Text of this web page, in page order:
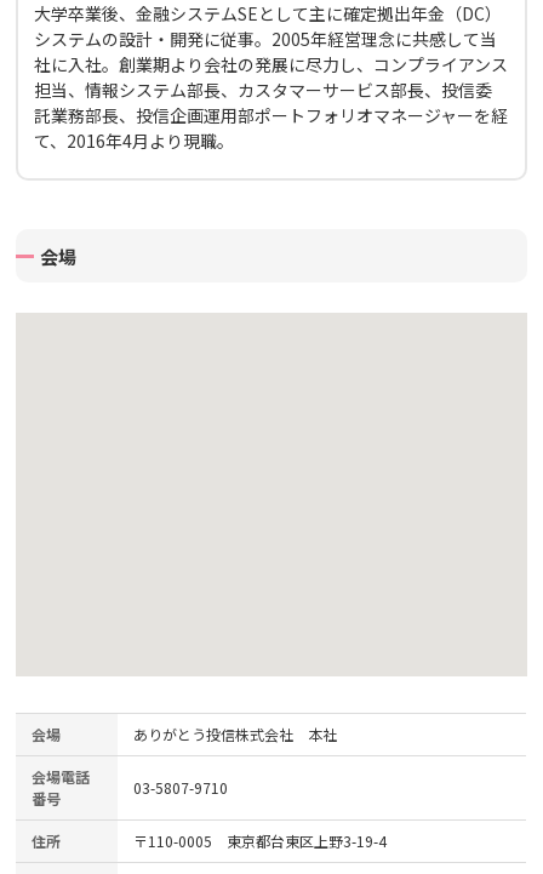
大学卒業後、金融システムSEとして主に確定拠出年金（DC）
システムの設計・開発に従事。2005年経営理念に共感して当
社に入社。創業期より会社の発展に尽力し、コンプライアンス
担当、情報システム部長、カスタマーサービス部長、投信委
託業務部長、投信企画運用部ポートフォリオマネージャーを経
て、2016年4月より現職。
会場
会場 ありがとう投信株式会社 本社
会場電話
番号
03-5807-9710
住所 〒110-0005 東京都台東区上野3-19-4